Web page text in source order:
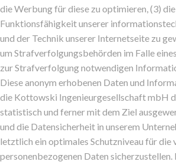
die Werbung für diese zu optimieren, (3)
Funktionsfähigkeit unserer
und der Technik unserer Internetseite zu
um Strafverfolgungsbehörden im Falle
zur Strafverfolgung notwendigen
Diese anonym erhobenen Daten und
die Kottowski Ingenieurgesellschaft mbH
statistisch und ferner mit dem Ziel
und die Datensicherheit in unserem
letztlich ein optimales Schutzniveau für die
personenbezogenen Daten sicherzustellen.